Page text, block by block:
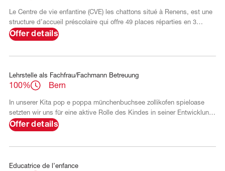
Le Centre de vie enfantine (CVE) les chattons situé à Renens, est une
structure d’accueil préscolaire qui offre 49 places réparties en 3
groupes. Le contexte multiculturel au sein de la structure d’accueil est
une richesse au quotidien qui offre une pluralité d’origines, de
aux enfants des parents qui parti
Offer details
Lehrstelle als Fachfrau/Fachmann Betreuung
100% Bern
In unserer Kita pop e poppa münchenbuchsee zollikofen spieloase
setzten wir uns für eine aktive Rolle des Kindes in seiner Entwicklung
ein. Unsere pädagogische Arbeit unterstreichen wir mit «BULG»
(Bildungs- und Lerngeschichten), einem Beobachtungsinstrument,
Entwicklung, welche Kinder zu verantwortungsbewussten Menschen
Offer details
Educatrice de l’enfance